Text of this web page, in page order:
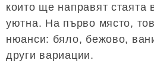
които ще направят стаята
уютна. На първо място,
нюанси: бяло, бежово,
други вариации.